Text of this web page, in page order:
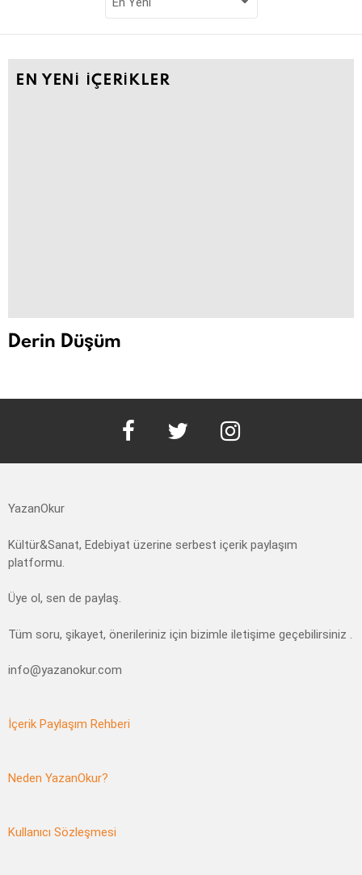
EN YENI İÇERIKLER
Derin Düşüm
YazanOkur
Kültür&Sanat, Edebiyat üzerine serbest içerik paylaşım
platformu.
Üye ol, sen de paylaş.
Tüm soru, şikayet, önerileriniz için bizimle iletişime geçebilirsiniz .
info@yazanokur.com
İçerik Paylaşım Rehberi
Neden YazanOkur?
Kullanıcı Sözleşmesi